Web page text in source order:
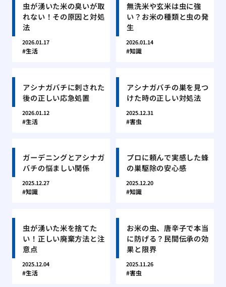
虫が湧いた米の臭いが取
れない！その原因と対処
法
2026.01.17
生活
無洗米や玄米は虫に強
い？お米の種類と虫の発
生
2026.01.14
知識
アシナガバチに刺された
後の正しい応急処置
2026.01.12
生活
アシナガバチの巣を見つ
けた時の正しい対処法
2025.12.31
害虫
ガーデニングとアシナガ
バチの悩ましい関係
2025.12.27
知識
プロに頼んで実感した蜂
の巣駆除の安心感
2025.12.20
知識
虫が湧いた米を捨てた
い！正しい廃棄方法と注
意点
2025.12.04
生活
お米の虫、唐辛子で本当
に防げる？民間伝承の効
果と限界
2025.11.26
害虫